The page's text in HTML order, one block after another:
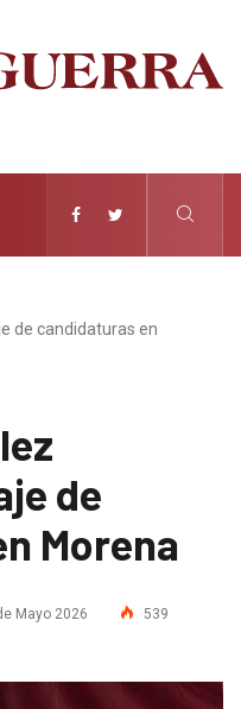
de candidaturas en
de
Morena
Mayo 2026 539